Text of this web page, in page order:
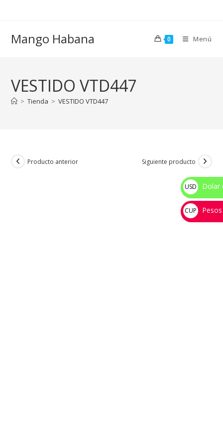
Mango Habana 0 Menú
VESTIDO VTD447
> Tienda > VESTIDO VTD447
Producto anterior Siguiente producto
USD
$
Dolar
CUP
💰
Pesos